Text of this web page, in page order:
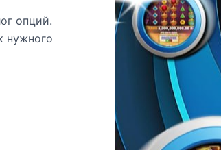
опций.
нужного